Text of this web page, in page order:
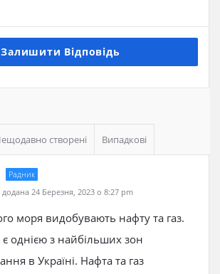
Залишити Відповідь
створені Випадкові
Радник
додана 24 Березня, 2023 о 8:27 pm
моря видобувають нафту та газ.
однією з найбільших зон
в Україні. Нафта та газ